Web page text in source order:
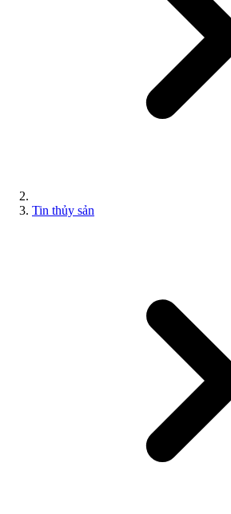
Tin thủy sản